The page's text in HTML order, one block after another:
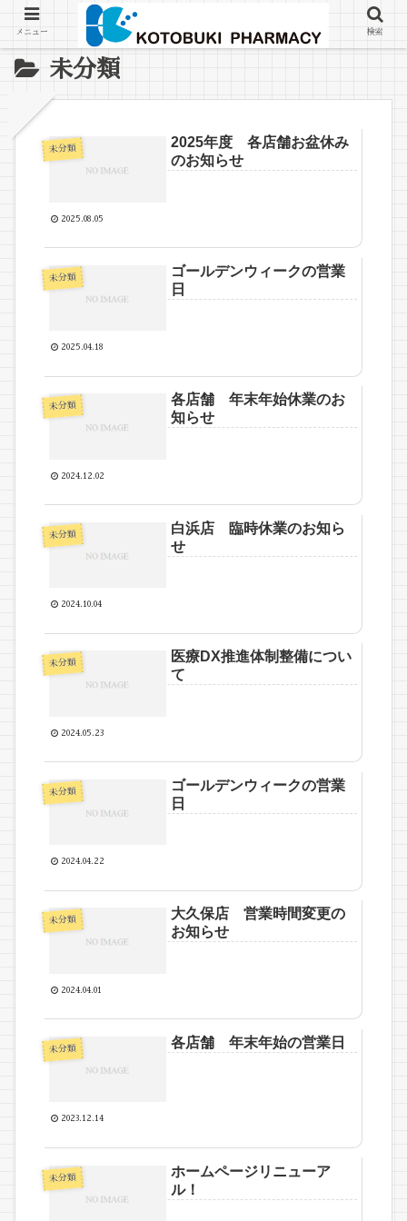
未分類
未分類
2025年度 各店舗お盆休み
のお知らせ
2025.08.05
未分類
ゴールデンウィークの営業
日
2025.04.18
未分類
各店舗 年末年始休業のお
知らせ
2024.12.02
未分類
白浜店 臨時休業のお知ら
せ
2024.10.04
未分類
医療DX推進体制整備につい
て
2024.05.23
未分類
ゴールデンウィークの営業
日
2024.04.22
未分類
大久保店 営業時間変更の
お知らせ
2024.04.01
未分類 各店舗 年末年始の営業日
2023.12.14
未分類
ホームページリニューア
ル！
メニュー 検索